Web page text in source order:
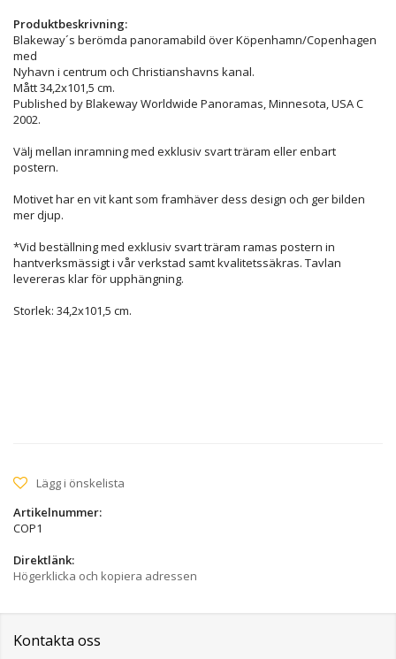
Produktbeskrivning:
Blakeway´s berömda panoramabild över Köpenhamn/Copenhagen
med
Nyhavn i centrum och Christianshavns kanal.
Mått 34,2x101,5 cm.
Published by Blakeway Worldwide Panoramas, Minnesota, USA C
2002.
Välj mellan inramning med exklusiv svart träram eller enbart
postern.
Motivet har en vit kant som framhäver dess design och ger bilden
mer djup.
*Vid beställning med exklusiv svart träram ramas postern in
hantverksmässigt i vår verkstad samt kvalitetssäkras. Tavlan
levereras klar för upphängning.
Storlek: 34,2x101,5 cm.
Lägg i önskelista
Artikelnummer:
COP1
Direktlänk:
Högerklicka och kopiera adressen
Kontakta oss